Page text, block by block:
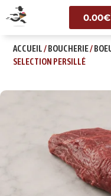
0.00€
ACCUEIL/BOUCHERIE/
SELECTION PERSILLÉ